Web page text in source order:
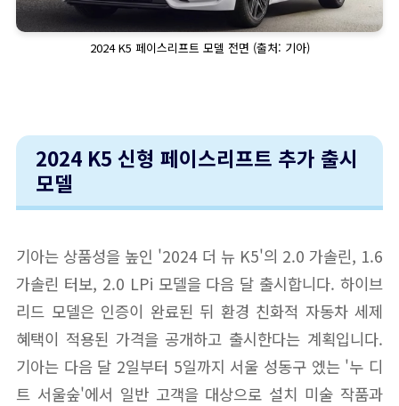
2024 K5 페이스리프트 모델 전면 (출처: 기아)
2024 K5 신형 페이스리프트 추가 출시
모델
기아는 상품성을 높인 '2024 더 뉴 K5'의 2.0 가솔린, 1.6
가솔린 터보, 2.0 LPi 모델을 다음 달 출시합니다. 하이브
리드 모델은 인증이 완료된 뒤 환경 친화적 자동차 세제
혜택이 적용된 가격을 공개하고 출시한다는 계획입니다.
기아는 다음 달 2일부터 5일까지 서울 성동구 엤는 '누 디
트 서울숲'에서 일반 고객을 대상으로 설치 미술 작품과